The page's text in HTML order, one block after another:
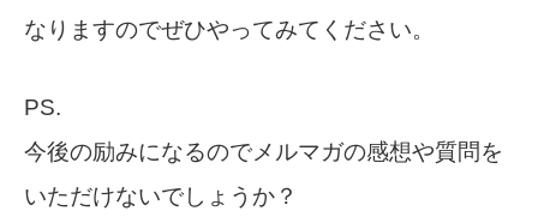
なりますのでぜひやってみてください。
PS.
今後の励みになるのでメルマガの感想や質問を
いただけないでしょうか？